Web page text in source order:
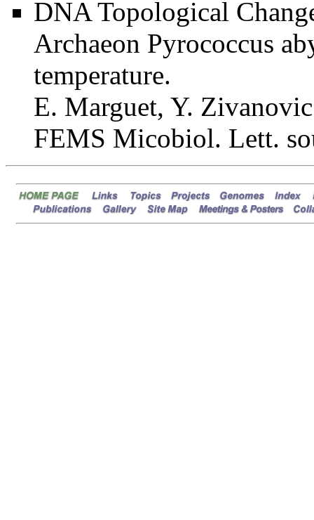
DNA Topological
Archaeon Pyrococcus
temperature.
E. Marguet, Y.
FEMS Micobiol. Lett.